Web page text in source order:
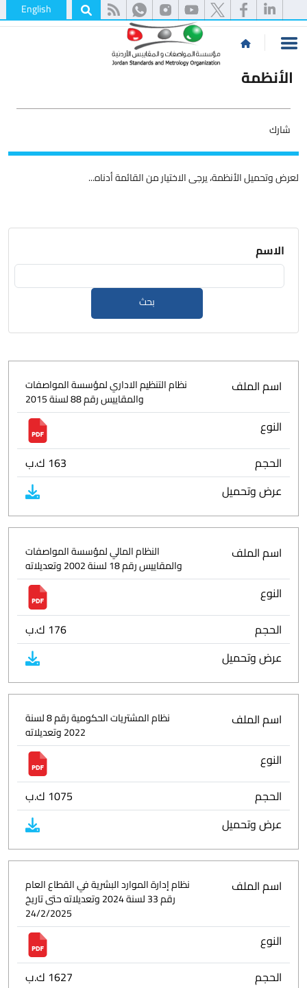
English
الأنظمة
شارك
لعرض وتحميل الأنظمة، يرجى الاختيار من القائمة أدناه...
الاسم
بحث
اسم الملف
نظام التنظيم الاداري لمؤسسة المواصفات
والمقاييس رقم 88 لسنة 2015
النوع
الحجم
163 ك.ب
عرض وتحميل
اسم الملف
النظام المالي لمؤسسة المواصفات
والمقاييس رقم 18 لسنة 2002 وتعديلاته
النوع
الحجم
176 ك.ب
عرض وتحميل
اسم الملف
نظام المشتريات الحكومية رقم 8 لسنة
2022 وتعديلاته
النوع
الحجم
1075 ك.ب
عرض وتحميل
اسم الملف
نظام إدارة الموارد البشرية في القطاع العام
رقم 33 لسنة 2024 وتعديلاته حتى تاريخ
24/2/2025
النوع
الحجم
1627 ك.ب